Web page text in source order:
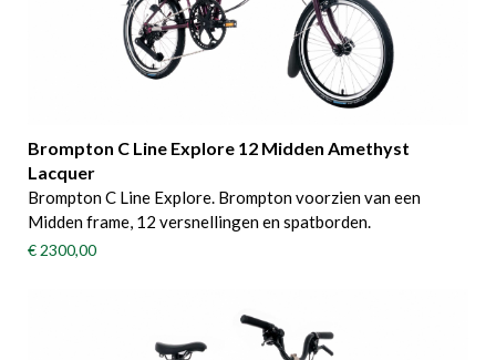
Brompton C Line Explore 12 Midden Amethyst
Lacquer
Brompton C Line Explore. Brompton voorzien van een
Midden frame, 12 versnellingen en spatborden.
€ 2300,00